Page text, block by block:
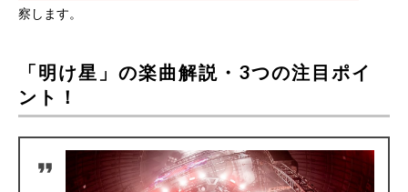
察します。
「明け星」の楽曲解説・3つの注目ポイ
ント！